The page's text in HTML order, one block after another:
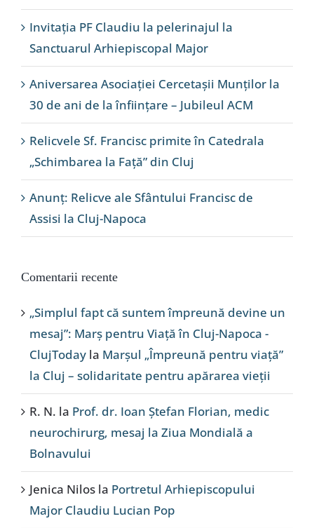
Invitația PF Claudiu la pelerinajul la
Sanctuarul Arhiepiscopal Major
Aniversarea Asociației Cercetașii Munților la
30 de ani de la înființare – Jubileul ACM
Relicvele Sf. Francisc primite în Catedrala
„Schimbarea la Față” din Cluj
Anunț: Relicve ale Sfântului Francisc de
Assisi la Cluj-Napoca
Comentarii recente
„Simplul fapt că suntem împreună devine un
mesaj”: Marș pentru Viață în Cluj-Napoca -
ClujToday la Marșul „Împreună pentru viață”
la Cluj – solidaritate pentru apărarea vieții
R. N. la Prof. dr. Ioan Ștefan Florian, medic
neurochirurg, mesaj la Ziua Mondială a
Bolnavului
Jenica Nilos la Portretul Arhiepiscopului
Major Claudiu Lucian Pop